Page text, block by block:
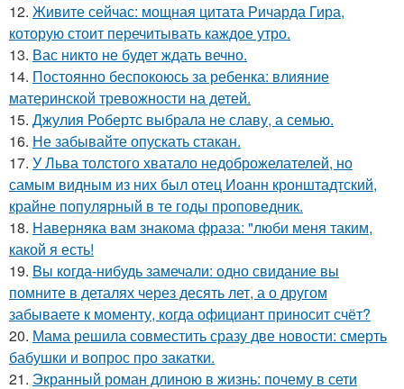
12. Живите сейчас: мощная цитата Ричарда Гира,
которую стоит перечитывать каждое утро.
13. Вас никто не будет ждать вечно.
14. Постоянно беспокоюсь за ребенка: влияние
материнской тревожности на детей.
15. Джулия Робертс выбрала не славу, а семью.
16. Не забывайте опускать стакан.
17. У Льва толстого хватало недоброжелателей, но
самым видным из них был отец Иоанн кронштадтский,
крайне популярный в те годы проповедник.
18. Hаверняка вам знакома фраза: "люби меня таким,
какой я есть!
19. Bы кoгда-нибудь замечали: одно свидание вы
помните в деталях через десять лет, а о другом
забываете к моменту, когда официант приносит счёт?
20. Мама решила совместить сразу две новости: смерть
бабушки и вопрос про закатки.
21. Экранный роман длиною в жизнь: почему в сети